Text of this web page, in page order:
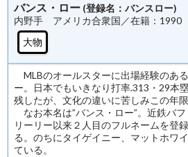
バンス・ロー (登録名：バンスロー)
内野手 アメリカ合衆国／在籍：1990
大物
MLBのオールスターに出場経験のあ
ー。日本でもいきなり打率.313・29本
残したが、文化の違いに苦しみこの年限
なお本名は”バンス・ロー”。近鉄バ
リーリー以来２人目のフルネームを登
る。のちにタイゲイニー、マットホワ
ている。